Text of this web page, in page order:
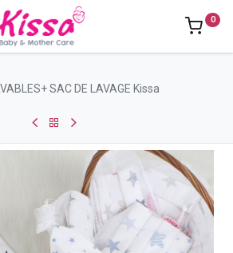
0
SAC DE LAVAGE Kissa